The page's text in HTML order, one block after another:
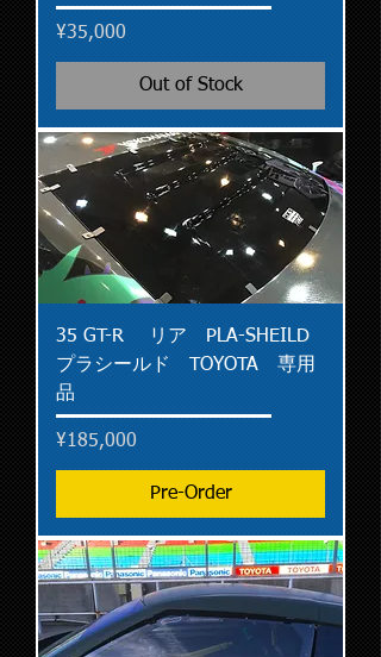
Price
¥35,000
Out of Stock
35 GT-R リア PLA-SHEILD
プラシールド TOYOTA 専用
品
Price
¥185,000
Pre-Order